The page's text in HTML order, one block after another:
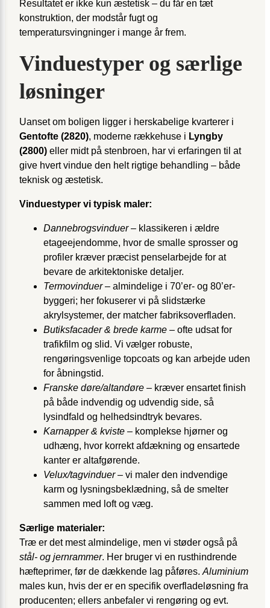
Resultatet er ikke kun æstetisk – du får en tæt
konstruktion, der modstår fugt og
temperatursvingninger i mange år frem.
Vinduestyper og særlige
løsninger
Uanset om boligen ligger i herskabelige kvarterer i
Gentofte (2820), moderne rækkehuse i Lyngby
(2800) eller midt på stenbroen, har vi erfaringen til at
give hvert vindue den helt rigtige behandling – både
teknisk og æstetisk.
Vinduestyper vi typisk maler:
Dannebrogsvinduer– klassikeren i ældre
etageejendomme, hvor de smalle sprosser og
profiler kræver præcist penselarbejde for at
bevare de arkitektoniske detaljer.
Termovinduer– almindelige i 70’er- og 80’er-
byggeri; her fokuserer vi på slidstærke
akrylsystemer, der matcher fabriksoverfladen.
Butiksfacader & brede karme – ofte udsat for
trafikfilm og slid. Vi vælger robuste,
rengøringsvenlige topcoats og kan arbejde uden
for åbningstid.
Franske døre/altandøre – kræver ensartet finish
på både indvendig og udvendig side, så
lysindfald og helhedsindtryk bevares.
Karnapper & kviste – komplekse hjørner og
udhæng, hvor korrekt afdækning og ensartede
kanter er altafgørende.
Velux/tagvinduer– vi maler den indvendige
karm og lysningsbeklædning, så de smelter
sammen med loft og væg.
Særlige materialer:
Træ er det mest almindelige, men vi støder også på
stål- og jernrammer. Her bruger vi en rusthindrende
hæfteprimer, før de dækkende lag påføres. Aluminium
males kun, hvis der er en specifik overfladeløsning fra
producenten; ellers anbefaler vi rengøring og evt.